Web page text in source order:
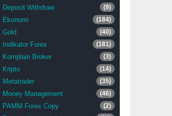
Deposit Withdraw (9)
Ekonomi (184)
Gold (40)
Indikator Forex (181)
Komplain Broker (3)
Kripto (14)
Metatrader (35)
Money Management (46)
PAMM Forex Copy (2)